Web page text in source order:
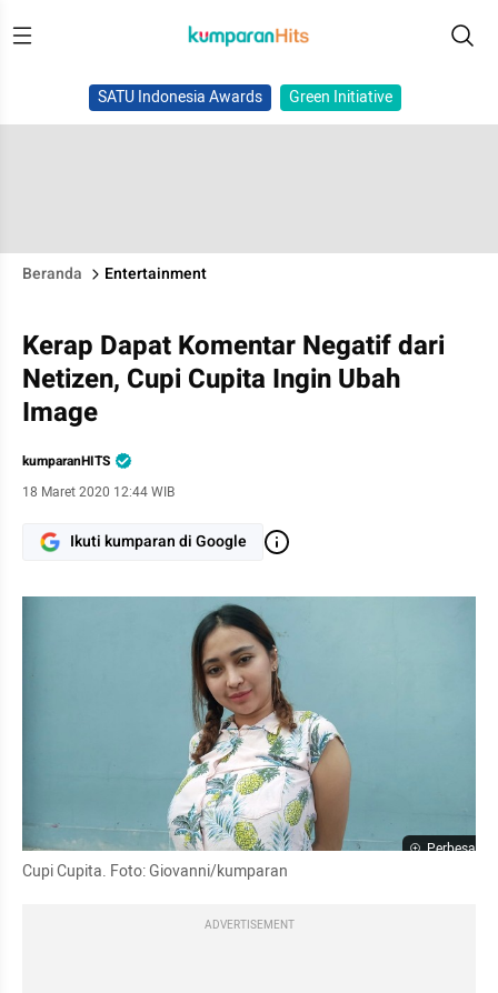
SATU Indonesia Awards Green Initiative
Beranda Entertainment
Kerap Dapat Komentar Negatif dari
Netizen, Cupi Cupita Ingin Ubah
Image
kumparanHITS
18 Maret 2020 12:44 WIB
Ikuti kumparan di Google
Perbesar
Cupi Cupita. Foto: Giovanni/kumparan
ADVERTISEMENT